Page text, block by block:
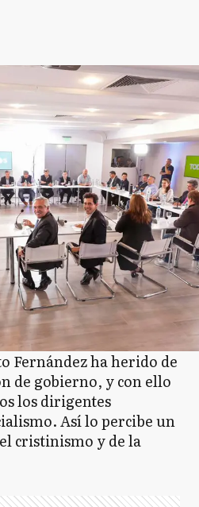
Fernández ha herido de
de gobierno, y con ello
los dirigentes
Así lo percibe un
cristinismo y de la